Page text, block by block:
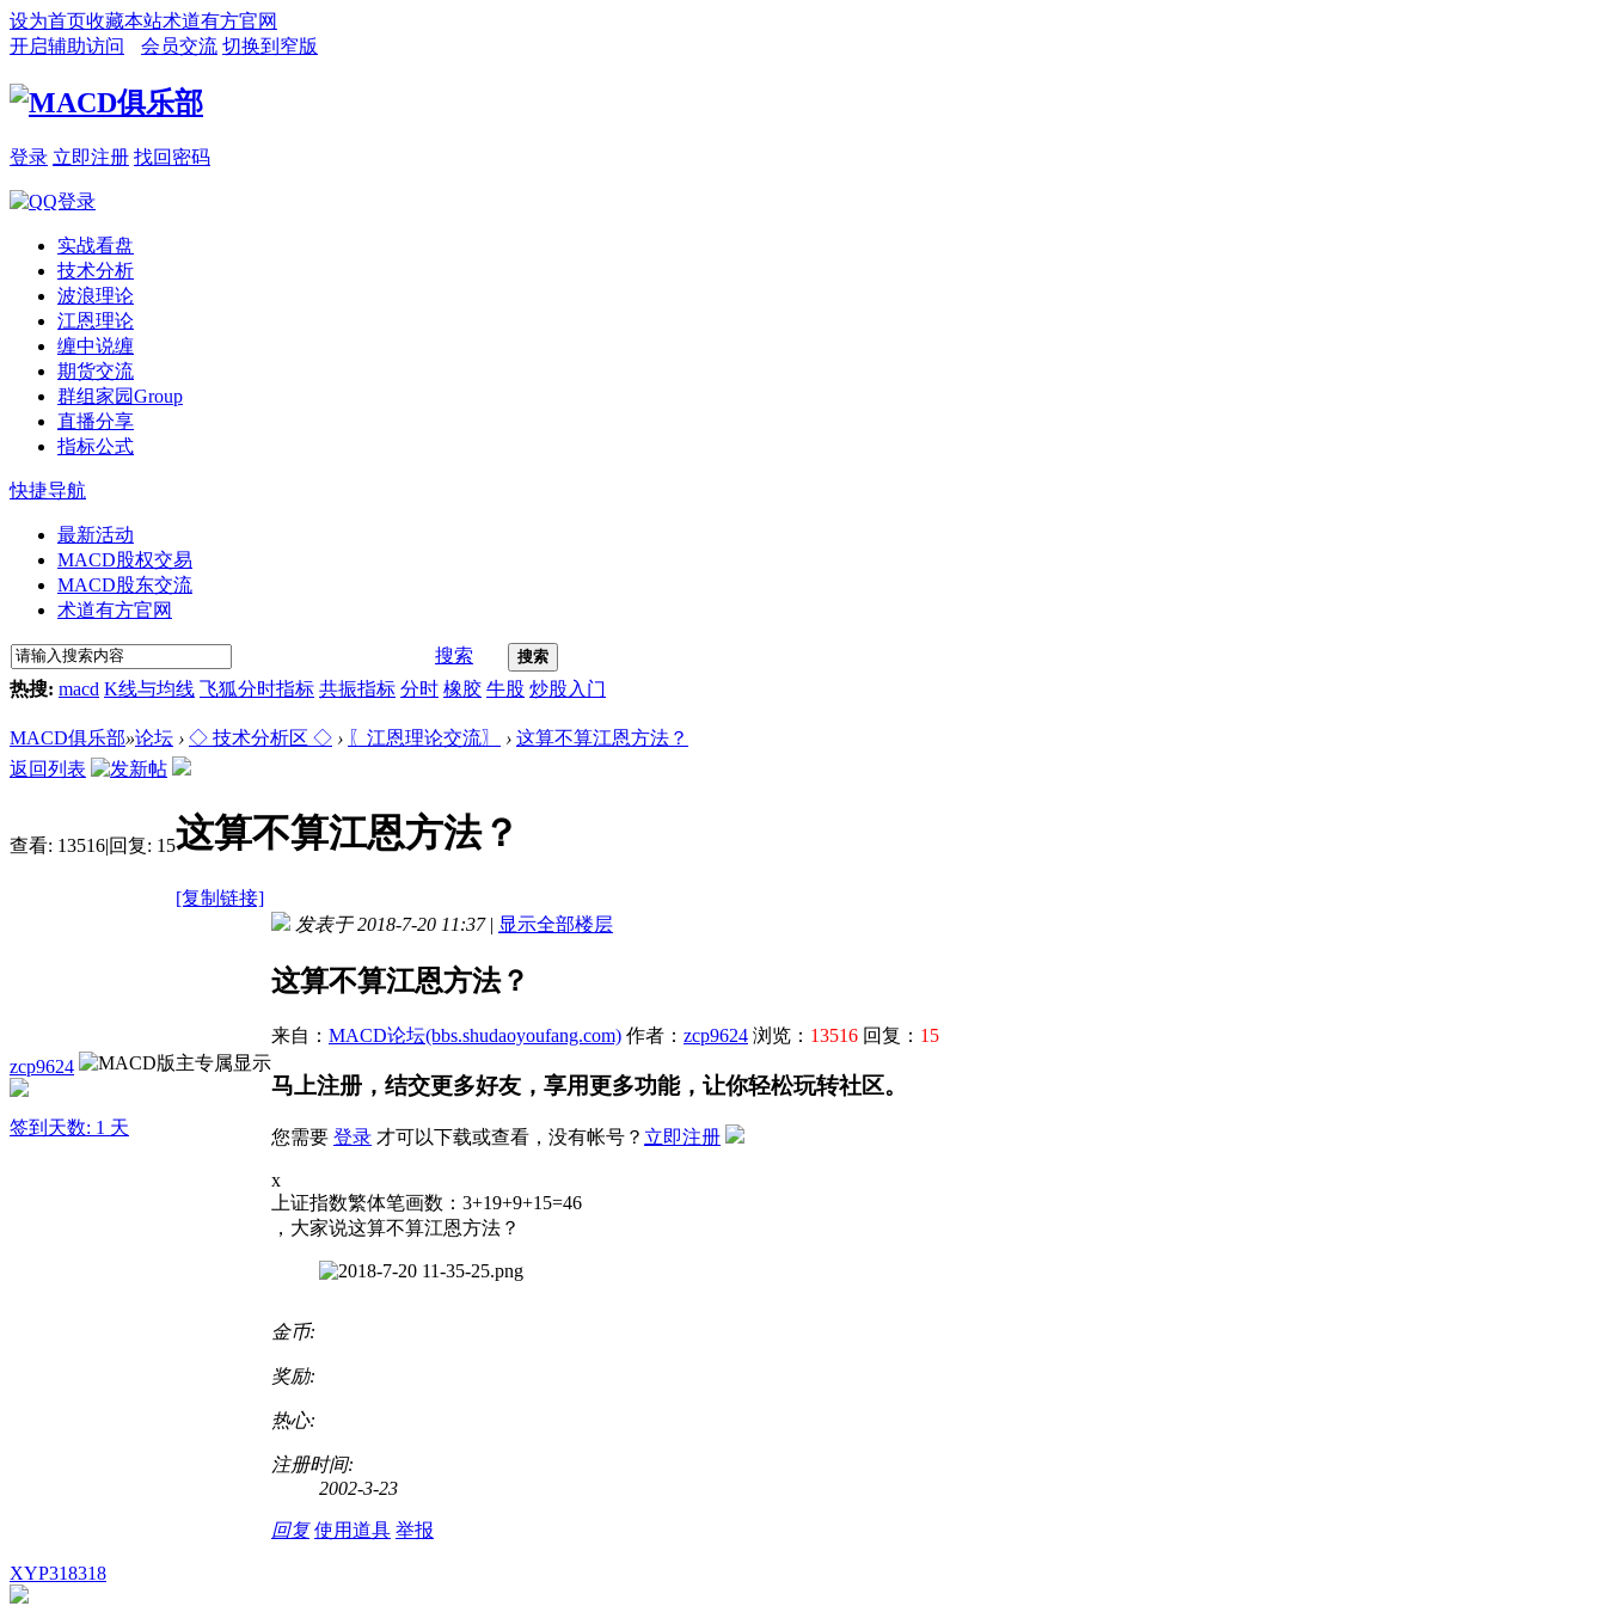
设为首页收藏本站术道有方官网
开启辅助访问
会员交流 切换到窄版
登录 立即注册 找回密码
实战看盘
技术分析
波浪理论
江恩理论
缠中说缠
期货交流
群组家园Group
直播分享
指标公式
快捷导航
最新活动
MACD股权交易
MACD股东交流
术道有方官网
搜索 搜索
热搜: macd K线与均线 飞狐分时指标 共振指标 分时 橡胶 牛股 炒股入门
MACD俱乐部»论坛 › ◇ 技术分析区 ◇ › 〖江恩理论交流〗 › 这算不算江恩方法？
返回列表
查看: 13516|回复: 15这算不算江恩方法？
[复制链接]
zcp9624
签到天数: 1 天
发表于 2018-7-20 11:37 | 显示全部楼层
这算不算江恩方法？
来自： MACD论坛(bbs.shudaoyoufang.com) 作者： zcp9624 浏览： 13516 回复： 15
马上注册，结交更多好友，享用更多功能，让你轻松玩转社区。
您需要 登录 才可以下载或查看，没有帐号？ 立即注册
x
上证指数繁体笔画数：3+19+9+15=46
，大家说这算不算江恩方法？
金币:
奖励:
热心:
注册时间:
2002-3-23
回复 使用道具 举报
XYP318318